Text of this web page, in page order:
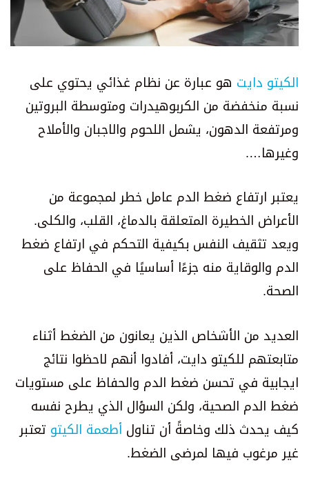
الكيتو دايت هو عبارة عن نظام غذائي يحتوي على
نسبة منخفضة من الكربوهيدرات ومتوسطة البروتين
ومرتفعة الدهون، يشمل اللحوم والاجبان والأملاح
وغيرها….
يعتبر ارتفاع ضغط الدم عامل خطر لمجموعة من
الأعراض الخطيرة المتعلقة بالدماغ، القلب، والكلى.
ويعد تثقيف النفس بكيفية التحكم في ارتفاع ضغط
الدم والوقاية منه جزءًا أساسيًا في الحفاظ على
الصحة.
العديد من الأشخاص الذين يعانون من الضغط أثناء
متابعتهم للكيتو دايت، أفادوا أنهم لاحظوا نتائج
ايجابية في تحسن ضغط الدم والحفاظ على مستويات
ضغط الدم الصحية، ولكن السؤال الذي يطرح نفسه
كيف يحدث ذلك وخاصةً أن تناول أطعمة الكيتو تعتبر
غير مرغوب فيها لمرضى الضغط.